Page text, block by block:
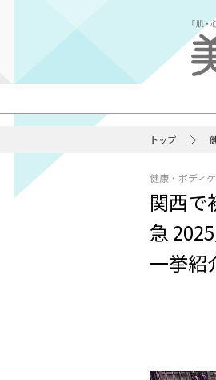
トップ
健康・ボディ
関西で
急
一挙紹